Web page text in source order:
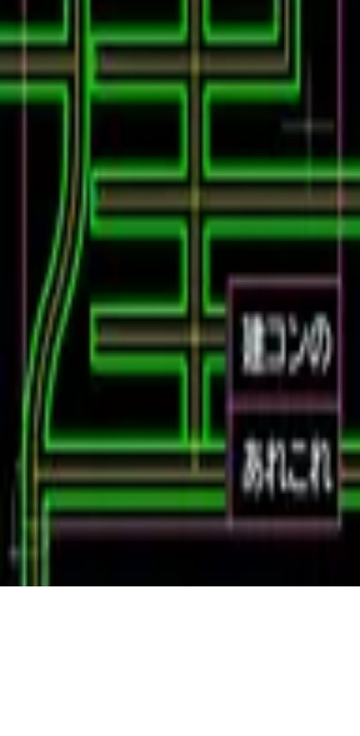
建コンのあれこれ
#27 トンネル
復習データを準備中...